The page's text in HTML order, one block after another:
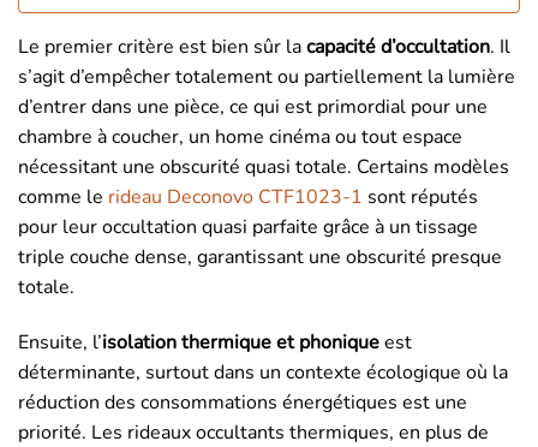
Le premier critère est bien sûr lacapacité d’occultation. Il
s’agit d’empêcher totalement ou partiellement la lumière
d’entrer dans une pièce, ce qui est primordial pour une
chambre à coucher, un home cinéma ou tout espace
nécessitant une obscurité quasi totale. Certains modèles
comme le rideau Deconovo CTF1023-1 sont réputés
pour leur occultation quasi parfaite grâce à un tissage
triple couche dense, garantissant une obscurité presque
totale.
Ensuite, l’isolation thermique et phoniqueest
déterminante, surtout dans un contexte écologique où la
réduction des consommations énergétiques est une
priorité. Les rideaux occultants thermiques, en plus de